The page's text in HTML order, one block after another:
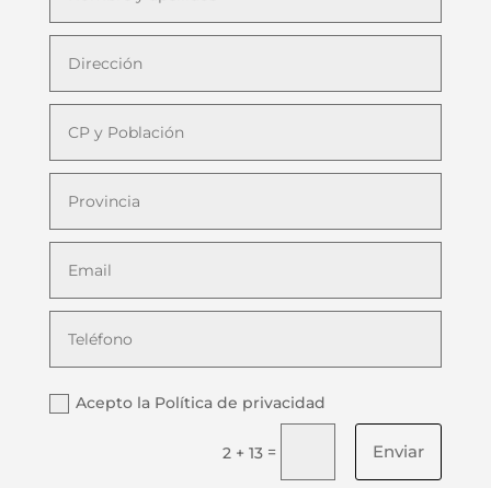
Acepto la Política de privacidad
2 + 13 = Enviar